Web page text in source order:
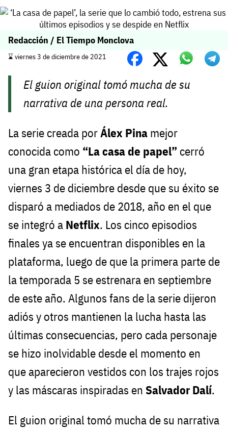
Redacción / El Tiempo Monclova
⌛️ viernes 3 de diciembre de 2021
El guion original tomó mucha de su
narrativa de una persona real.
La serie creada porÁlex Pina mejor
conocida como “La casa de papel” cerró
una gran etapa histórica el día de hoy,
viernes 3 de diciembre desde que su éxito se
disparó a mediados de 2018, año en el que
se integró a Netflix. Los cinco episodios
finales ya se encuentran disponibles en la
plataforma, luego de que la primera parte de
la temporada 5 se estrenara en septiembre
de este año. Algunos fans de la serie dijeron
adiós y otros mantienen la lucha hasta las
últimas consecuencias, pero cada personaje
se hizo inolvidable desde el momento en
que aparecieron vestidos con los trajes rojos
y las máscaras inspiradas en Salvador Dalí.
El guion original tomó mucha de su narrativa